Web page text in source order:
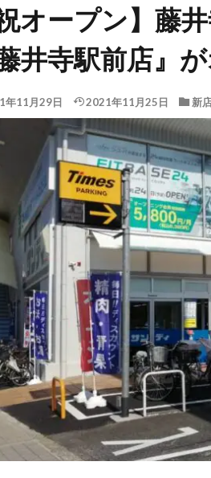
祝オープン】藤
井寺駅前店』
年11月29日 2021年11月25日 新